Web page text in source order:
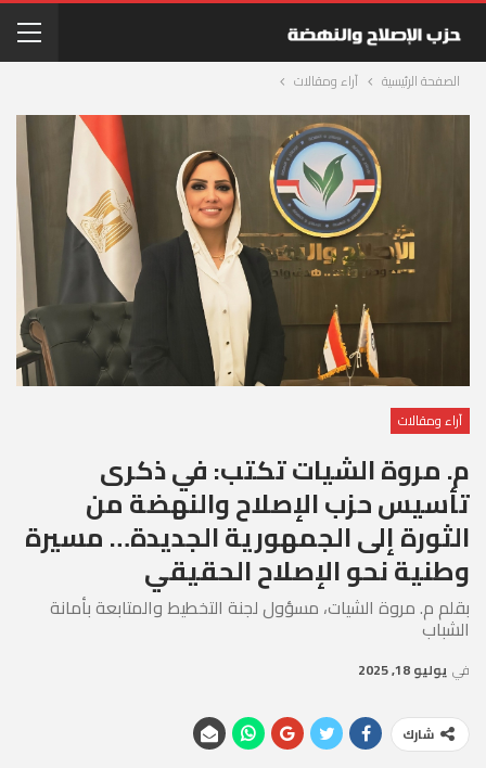
الصفحة الرئيسية آراء ومقالات
آراء ومقالات
م. مروة الشيات تكتب: في ذكرى
تأسيس حزب الإصلاح والنهضة من
الثورة إلى الجمهورية الجديدة… مسيرة
وطنية نحو الإصلاح الحقيقي
بقلم م. مروة الشيات، مسؤول لجنة التخطيط والمتابعة بأمانة
الشباب
في يوليو 18, 2025
شارك